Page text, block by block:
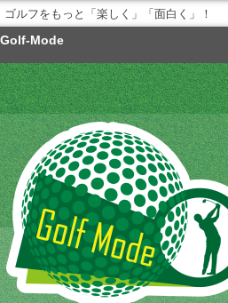
ゴルフをもっと「楽しく」「面白く」！
Golf-Mode